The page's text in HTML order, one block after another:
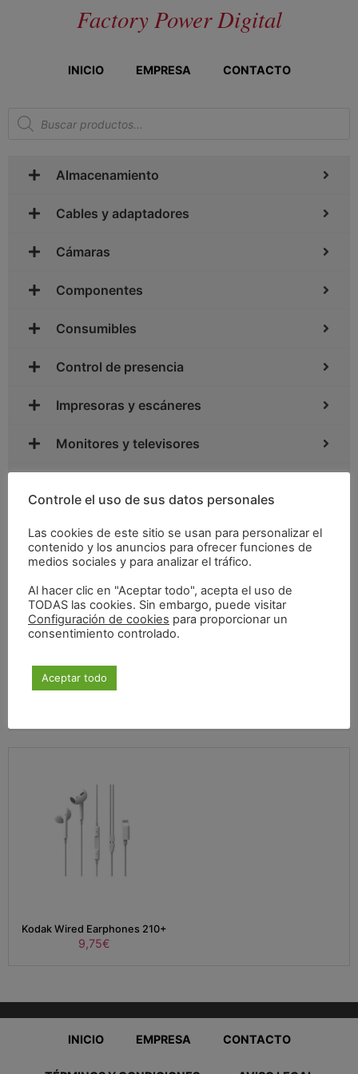
Factory Power Digital
INICIO EMPRESA CONTACTO
Almacenamiento
Cables y adaptadores
Cámaras
Componentes
Consumibles
Control de presencia
Impresoras y escáneres
Monitores y televisores
Ordenadores
Periféricos
Portátiles
Sonido / Multimedia
Kodak Wired Earphones 210+
9,75€
INICIO EMPRESA CONTACTO
Controle el uso de sus datos personales
Las cookies de este sitio se usan para personalizar el
contenido y los anuncios para ofrecer funciones de
medios sociales y para analizar el tráfico.
Al hacer clic en "Aceptar todo", acepta el uso de
TODAS las cookies. Sin embargo, puede visitar
Configuración de cookies para proporcionar un
consentimiento controlado.
Aceptar todo